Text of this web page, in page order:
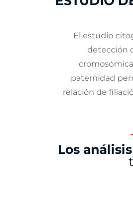
El estudio
detección
paternidad
relación de
Los